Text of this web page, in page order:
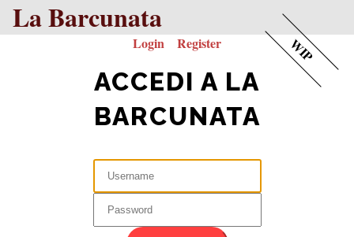
WIP
La Barcunata
Login Register
ACCEDI A LA
BARCUNATA